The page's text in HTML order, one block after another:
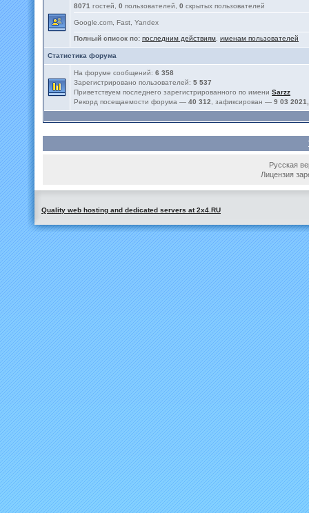
8071 гостей, 0 пользователей, 0 скрытых пользователей
Google.com, Fast, Yandex
Полный список по: последним действиям именам пользователей
Статистика форума
На форуме сообщений: 6 358
Зарегистрировано пользователей: 5 537
Приветствуем последнего зарегистрированного по имени Sarzz
Рекорд посещаемости форума — 40 312 , зафиксирован — 9 03
Русская
Лицензия
Quality web hosting and dedicated servers at 2x4.RU